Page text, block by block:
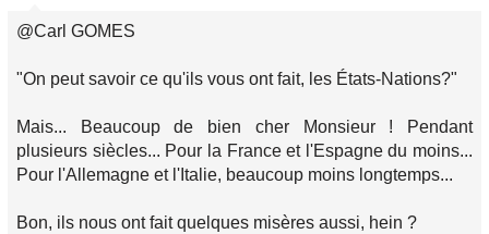
@Carl GOMES
"On peut savoir ce qu'ils vous ont fait, les États-Nations?"
Mais... Beaucoup de bien cher Monsieur ! Pendant
plusieurs siècles... Pour la France et l'Espagne du moins...
Pour l'Allemagne et l'Italie, beaucoup moins longtemps...
Bon, ils nous ont fait quelques misères aussi, hein ?